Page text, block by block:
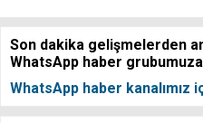
Son dakika gelişmelerden
WhatsApp haber
WhatsApp haber kanalımız